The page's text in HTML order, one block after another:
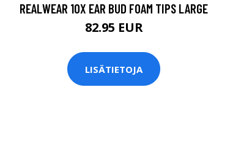
REALWEAR 10X EAR BUD FOAM TIPS LARGE
82.95 EUR
LISÄTIETOJA